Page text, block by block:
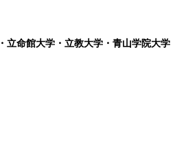
立命館大学・立教大学・青山学院大学